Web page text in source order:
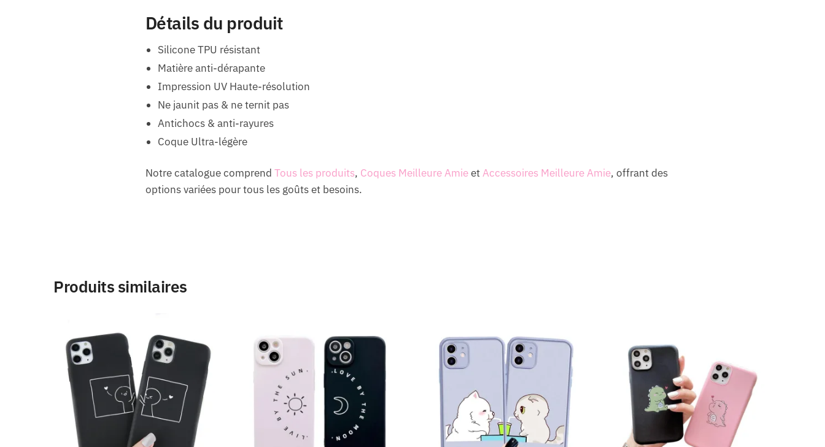
Détails du produit
Silicone TPU résistant
Matière anti-dérapante
Impression UV Haute-résolution
Ne jaunit pas & ne ternit pas
Antichocs & anti-rayures
Coque Ultra-légère
Notre catalogue comprend Tous les produits, Coques Meilleure AmieetAccessoires Meilleure Amie, offrant des
options variées pour tous les goûts et besoins.
Produits similaires